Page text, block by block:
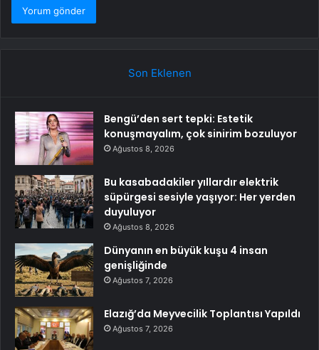
Son Eklenen
Bengü’den sert tepki: Estetik
konuşmayalım, çok sinirim bozuluyor
Ağustos 8, 2026
Bu kasabadakiler yıllardır elektrik
süpürgesi sesiyle yaşıyor: Her yerden
duyuluyor
Ağustos 8, 2026
Dünyanın en büyük kuşu 4 insan
genişliğinde
Ağustos 7, 2026
Elazığ’da Meyvecilik Toplantısı Yapıldı
Ağustos 7, 2026